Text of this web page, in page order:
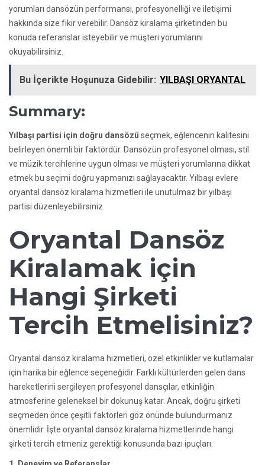
yorumları dansözün performansı, profesyonelliği ve iletişimi
hakkında size fikir verebilir. Dansöz kiralama şirketinden bu
konuda referanslar isteyebilir ve müşteri yorumlarını
okuyabilirsiniz.
Bu İçerikte Hoşunuza Gidebilir: YILBAŞI ORYANTAL
Summary:
Yılbaşı partisi için doğru dansözü seçmek, eğlencenin kalitesini
belirleyen önemli bir faktördür. Dansözün profesyonel olması, stil
ve müzik tercihlerine uygun olması ve müşteri yorumlarına dikkat
etmek bu seçimi doğru yapmanızı sağlayacaktır. Yılbaşı evlere
oryantal dansöz kiralama hizmetleri ile unutulmaz bir yılbaşı
partisi düzenleyebilirsiniz.
Oryantal Dansöz
Kiralamak için
Hangi Şirketi
Tercih Etmelisiniz?
Oryantal dansöz kiralama hizmetleri, özel etkinlikler ve kutlamalar
için harika bir eğlence seçeneğidir. Farklı kültürlerden gelen dans
hareketlerini sergileyen profesyonel dansçılar, etkinliğin
atmosferine geleneksel bir dokunuş katar. Ancak, doğru şirketi
seçmeden önce çeşitli faktörleri göz önünde bulundurmanız
önemlidir. İşte oryantal dansöz kiralama hizmetlerinde hangi
şirketi tercih etmeniz gerektiği konusunda bazı ipuçları.